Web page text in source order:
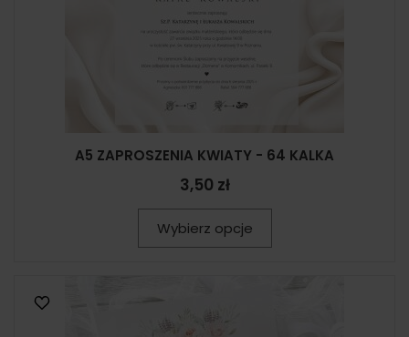
A5 ZAPROSZENIA KWIATY - 64 KALKA
3,50 zł
Wybierz opcje